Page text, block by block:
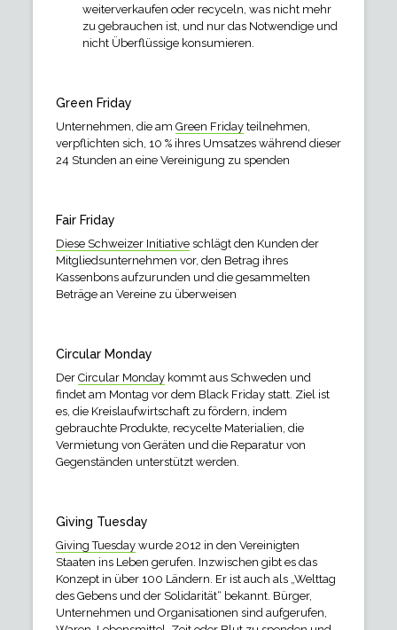
weiterverkaufen oder recyceln, was nicht mehr
zu gebrauchen ist, und nur das Notwendige und
nicht Überflüssige konsumieren.
Green Friday
Unternehmen, die am Green Fridayteilnehmen,
verpflichten sich, 10 % ihres Umsatzes während dieser
24 Stunden an eine Vereinigung zu spenden
Fair Friday
Diese Schweizer Initiativeschlägt den Kunden der
Mitgliedsunternehmen vor, den Betrag ihres
Kassenbons aufzurunden und die gesammelten
Beträge an Vereine zu überweisen
Circular Monday
Der Circular Mondaykommt aus Schweden und
findet am Montag vor dem Black Friday statt. Ziel ist
es, die Kreislaufwirtschaft zu fördern, indem
gebrauchte Produkte, recycelte Materialien, die
Vermietung von Geräten und die Reparatur von
Gegenständen unterstützt werden.
Giving Tuesday
Giving Tuesdaywurde 2012 in den Vereinigten
Staaten ins Leben gerufen. Inzwischen gibt es das
Konzept in über 100 Ländern. Er ist auch als „Welttag
des Gebens und der Solidarität“ bekannt. Bürger,
Unternehmen und Organisationen sind aufgerufen,